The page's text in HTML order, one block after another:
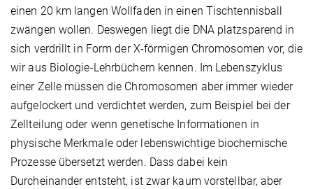
einen 20 km langen Wollfaden in einen Tischtennisball
zwängen wollen. Deswegen liegt die DNA platzsparend in
sich verdrillt in Form der X-förmigen Chromosomen vor, die
wir aus Biologie-Lehrbüchern kennen. Im Lebenszyklus
einer Zelle müssen die Chromosomen aber immer wieder
aufgelockert und verdichtet werden, zum Beispiel bei der
Zellteilung oder wenn genetische Informationen in
physische Merkmale oder lebenswichtige biochemische
Prozesse übersetzt werden. Dass dabei kein
Durcheinander entsteht, ist zwar kaum vorstellbar, aber